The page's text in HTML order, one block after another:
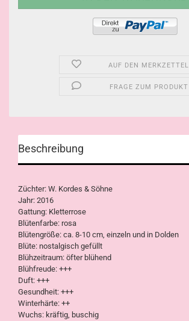
AUF DEN MERKZETTEL
FRAGE ZUM PRODUKT
Beschreibung
Züchter: W. Kordes & Söhne
Jahr: 2016
Gattung: Kletterrose
Blütenfarbe: rosa
Blütengröße: ca. 8-10 cm, einzeln und in Dolden
Blüte: nostalgisch gefüllt
Blühzeitraum: öfter blühend
Blühfreude: +++
Duft: +++
Gesundheit: +++
Winterhärte: ++
Wuchs: kräftig, buschig